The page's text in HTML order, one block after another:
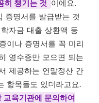
히 챙기는 것 이에요.
증명서를 발급받는 것
자금 대출 상환액 등
이나 증명서를 꼭 미리
영수증만 모으면 되는
제공하는 연말정산 간
항목들도 있더라고요.
교육기관에 문의하여